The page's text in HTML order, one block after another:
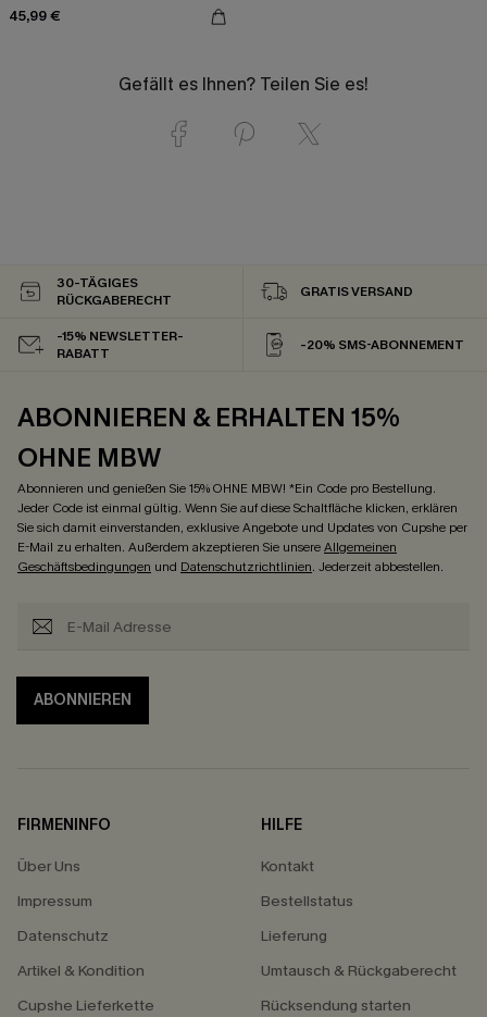
45,99 €
Gefällt es Ihnen? Teilen Sie es!
30-TÄGIGES
RÜCKGABERECHT
GRATIS VERSAND
-15% NEWSLETTER-
RABATT
-20% SMS-ABONNEMENT
ABONNIEREN & ERHALTEN 15%
OHNE MBW
Abonnieren und genießen Sie 15% OHNE MBW! *Ein Code pro Bestellung.
Jeder Code ist einmal gültig. Wenn Sie auf diese Schaltfläche klicken, erklären
Sie sich damit einverstanden, exklusive Angebote und Updates von Cupshe per
E-Mail zu erhalten. Außerdem akzeptieren Sie unsereAllgemeinen
Geschäftsbedingungen und Datenschutzrichtlinien. Jederzeit abbestellen.
ABONNIEREN
FIRMENINFO
Über Uns
Impressum
Datenschutz
Artikel & Kondition
Cupshe Lieferkette
HILFE
Kontakt
Bestellstatus
Lieferung
Umtausch & Rückgaberecht
Rücksendung starten